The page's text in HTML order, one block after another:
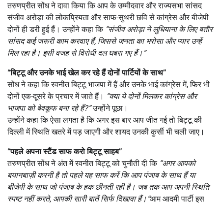
तरुणप्रीत सोंध ने दावा किया कि आप के उम्मीदवार और राज्यसभा सांसद
संजीव अरोड़ा की लोकप्रियता और साफ-सुथरी छवि से कांग्रेस और बीजेपी
दोनों ही डरी हुई हैं। उन्होंने कहा कि “संजीव अरोड़ा ने लुधियाना के लिए बतौर
सांसद कई जरूरी काम करवाए हैं, जिससे जनता का भरोसा और प्यार उन्हें
मिल रहा है। इसी वजह से विरोधी दल घबरा गए हैं।”
“बिट्टू और उनके भाई खेल कर रहे हैं दोनों पार्टियों के साथ”
सोंध ने कहा कि रवनीत बिट्टू भाजपा में हैं और उनके भाई कांग्रेस में, फिर भी
दोनों एक-दूसरे के प्रचार में जाते हैं। “क्या ये दोनों मिलकर कांग्रेस और
भाजपा को बेवकूफ बना रहे हैं?”उन्होंने पूछा।
उन्होंने कहा कि ऐसा लगता है कि अगर इस बार आप जीत गई तो बिट्टू की
दिल्ली में स्थिति खतरे में पड़ जाएगी और शायद उनकी कुर्सी भी चली जाए।
“पहले अपना स्टैंड साफ करो बिट्टू साहब”
तरुणप्रीत सोंध ने अंत में रवनीत बिट्टू को चुनौती दी कि “अगर आपको
बयानबाज़ी करनी है तो पहले यह साफ करें कि आप पंजाब के साथ हैं या
बीजेपी के साथ जो पंजाब के हक छीनती रही है। जब तक आप अपनी स्थिति
स्पष्ट नहीं करते, आपकी सारी बातें सिर्फ दिखावा हैं।”आम आदमी पार्टी इस